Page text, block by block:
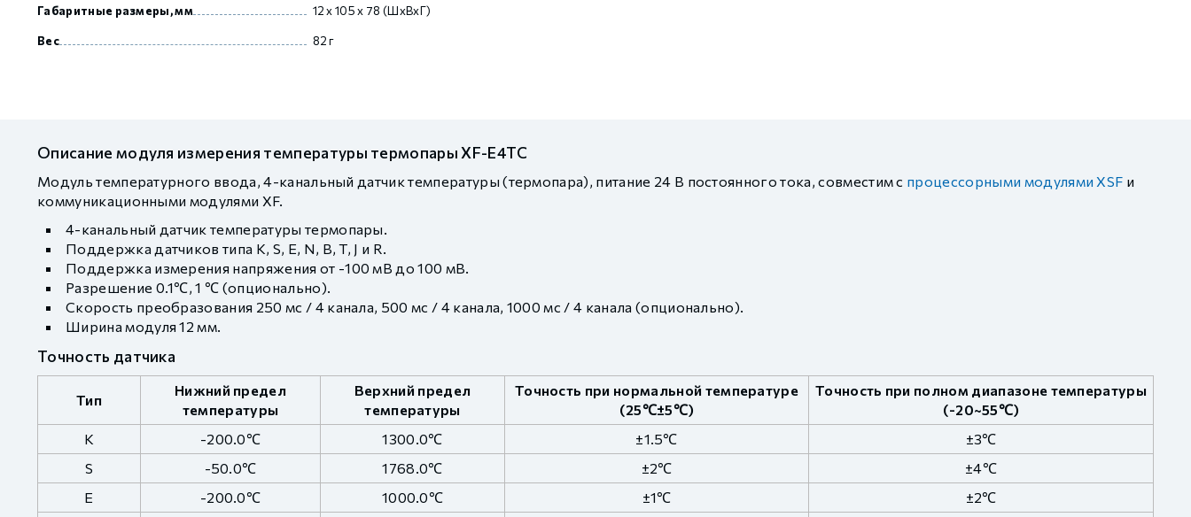
Габаритные размеры, мм 12 х 105 х 78 (ШхВхГ)
Вес 82 г
Описание модуля измерения температуры термопары XF-E4TC
Модуль температурного ввода, 4-канальный датчик температуры (термопара), питание 24 В постоянного тока, совместим с процессорными модулями XSF и
коммуникационными модулями XF.
4-канальный датчик температуры термопары.
Поддержка датчиков типа K, S, E, N, B, T, J и R.
Поддержка измерения напряжения от -100 мВ до 100 мВ.
Разрешение 0.1℃, 1 ℃ (опционально).
Скорость преобразования 250 мс / 4 канала, 500 мс / 4 канала, 1000 мс / 4 канала (опционально).
Ширина модуля 12 мм.
Точность датчика
Тип
Нижний предел
температуры
Верхний предел
температуры
Точность при нормальной температуре
(25℃±5℃)
Точность при полном диапазоне температуры
(-20~55℃)
K
-200.0℃ 1300.0℃ ±1.5℃
±3℃
S
-50.0℃ 1768.0℃ ±2℃
±4℃
E
-200.0℃ 1000.0℃ ±1℃
±2℃